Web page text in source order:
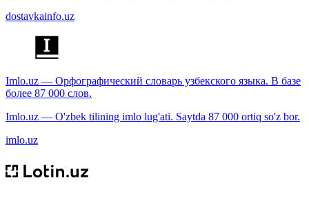
dostavkainfo.uz
Imlo.uz — Орфографический словарь узбекского языка. В базе
более 87 000 слов.
Imlo.uz — O'zbek tilining imlo lug'ati. Saytda 87 000 ortiq so'z bor.
imlo.uz